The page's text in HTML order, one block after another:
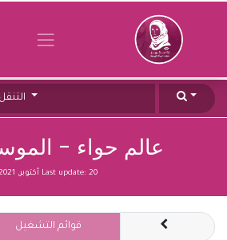
عالم حواء -
Last update: 20 أكتوبر, 2021
قوائم التشغيل